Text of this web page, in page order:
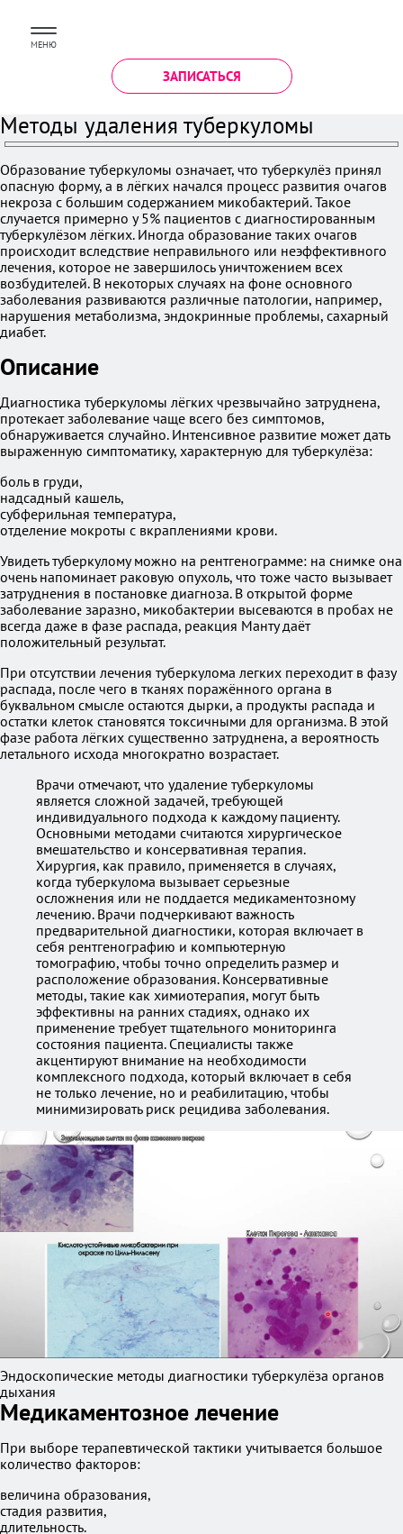
МЕНЮ
ЗАПИСАТЬСЯ
Методы удаления туберкуломы
Образование туберкуломы означает, что туберкулёз принял
опасную форму, а в лёгких начался процесс развития очагов
некроза с большим содержанием микобактерий. Такое
случается примерно у 5% пациентов с диагностированным
туберкулёзом лёгких. Иногда образование таких очагов
происходит вследствие неправильного или неэффективного
лечения, которое не завершилось уничтожением всех
возбудителей. В некоторых случаях на фоне основного
заболевания развиваются различные патологии, например,
нарушения метаболизма, эндокринные проблемы, сахарный
диабет.
Описание
Диагностика туберкуломы лёгких чрезвычайно затруднена,
протекает заболевание чаще всего без симптомов,
обнаруживается случайно. Интенсивное развитие может дать
выраженную симптоматику, характерную для туберкулёза:
боль в груди,
надсадный кашель,
субферильная температура,
отделение мокроты с вкраплениями крови.
Увидеть туберкулому можно на рентгенограмме: на снимке она
очень напоминает раковую опухоль, что тоже часто вызывает
затруднения в постановке диагноза. В открытой форме
заболевание заразно, микобактерии высеваются в пробах не
всегда даже в фазе распада, реакция Манту даёт
положительный результат.
При отсутствии лечения туберкулома легких переходит в фазу
распада, после чего в тканях поражённого органа в
буквальном смысле остаются дырки, а продукты распада и
остатки клеток становятся токсичными для организма. В этой
фазе работа лёгких существенно затруднена, а вероятность
летального исхода многократно возрастает.
Врачи отмечают, что удаление туберкуломы
является сложной задачей, требующей
индивидуального подхода к каждому пациенту.
Основными методами считаются хирургическое
вмешательство и консервативная терапия.
Хирургия, как правило, применяется в случаях,
когда туберкулома вызывает серьезные
осложнения или не поддается медикаментозному
лечению. Врачи подчеркивают важность
предварительной диагностики, которая включает в
себя рентгенографию и компьютерную
томографию, чтобы точно определить размер и
расположение образования. Консервативные
методы, такие как химиотерапия, могут быть
эффективны на ранних стадиях, однако их
применение требует тщательного мониторинга
состояния пациента. Специалисты также
акцентируют внимание на необходимости
комплексного подхода, который включает в себя
не только лечение, но и реабилитацию, чтобы
минимизировать риск рецидива заболевания.
Эндоскопические методы диагностики туберкулёза органов
дыхания
Медикаментозное лечение
При выборе терапевтической тактики учитывается большое
количество факторов:
величина образования,
стадия развития,
длительность.